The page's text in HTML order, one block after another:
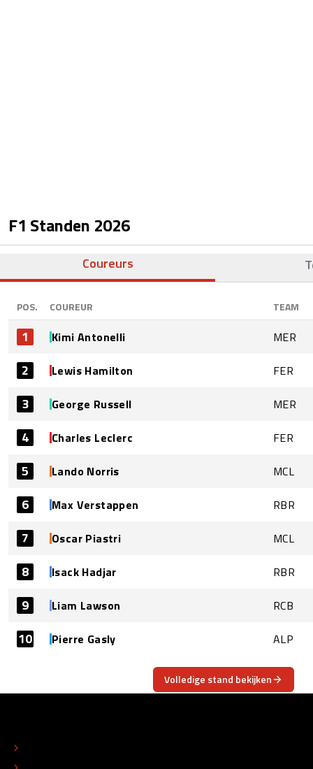
F1 Standen 2026
Coureurs
POS. COUREUR TEAM
1 Kimi Antonelli MER
2 Lewis Hamilton FER
3 George Russell MER
4 Charles Leclerc FER
5 Lando Norris MCL
6 Max Verstappen RBR
7 Oscar Piastri MCL
8 Isack Hadjar RBR
9 Liam Lawson RCB
10 Pierre Gasly ALP
Volledige stand bekijken